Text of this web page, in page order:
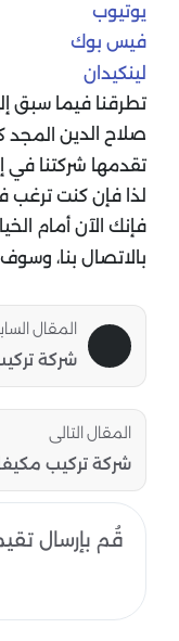
يوتيوب
فيس بوك
لينكيدان
تطرقنا فيما سبق
صلاح الدين المجد
تقدمها شركتنا في
لذا فإن كنت
فإنك الآن أمام
بالاتصال بنا،
المقال
شركة
المقال التالى
شركة تركيب
قُم بإرسال